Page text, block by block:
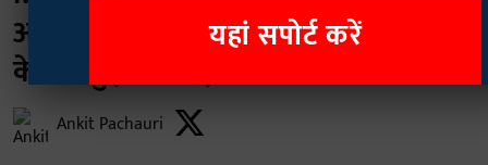
आरोप में शिक्षक निलंबित, वायरल वीडियो
के बाद हुई कार्रवाई!
Ankit Pachauri
यहां सपोर्ट करें